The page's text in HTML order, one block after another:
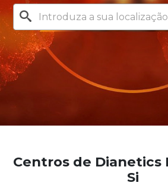
Centros de Dianetics
Si